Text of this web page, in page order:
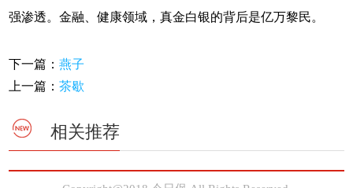
强渗透。金融、健康领域，真金白银的背后是亿万黎民。
下一篇：燕子
上一篇：茶歇
相关推荐